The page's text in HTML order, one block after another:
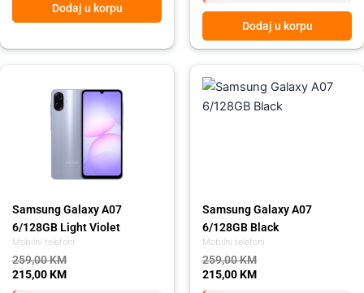
Dodaj u korpu
Dodaj u korpu
Mobilni telefoni
Samsung Galaxy A07
6/128GB Light Violet
259,00KM
259,00 KM.
215,00KM
215,00 KM.
Mobilni telefoni
Samsung Galaxy A07
6/128GB Black
259,00KM
price
was:
259,00 KM.
215,00KM
price
is:
215,00 KM.